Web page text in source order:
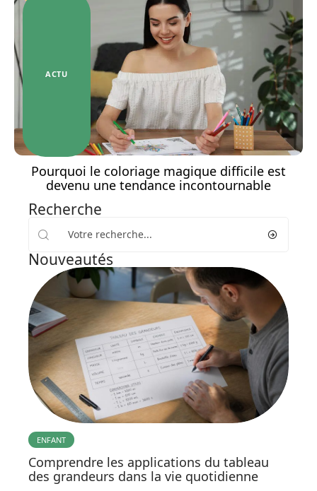
ACTU
Pourquoi le coloriage magique difficile est
devenu une tendance incontournable
Recherche
Nouveautés
ENFANT
Comprendre les applications du tableau
des grandeurs dans la vie quotidienne